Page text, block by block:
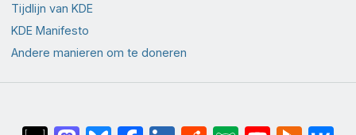
Tijdlijn van KDE
KDE Manifesto
Andere manieren om te doneren